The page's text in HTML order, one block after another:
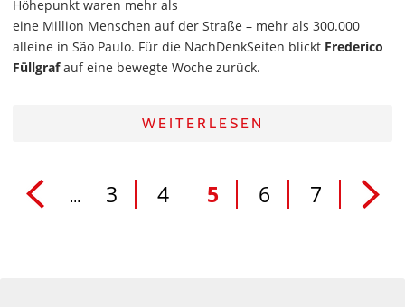
Höhepunkt waren mehr als
eine Million Menschen auf der Straße – mehr als 300.000
alleine in São Paulo. Für die NachDenkSeiten blickt Frederico
Füllgrafauf eine bewegte Woche zurück.
WEITERLESEN
... 3 4 5 6 7